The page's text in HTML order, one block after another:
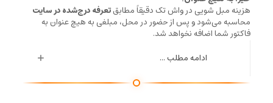
هزینه مبل شویی در واش تک دقیقاً مطابقتعرفه درج‌شده در سایت
محاسبه می‌شود و پس از حضور در محل، مبلغی به هیچ عنوان به
فاکتور شما اضافه نخواهد شد.
ادامه مطلب ...